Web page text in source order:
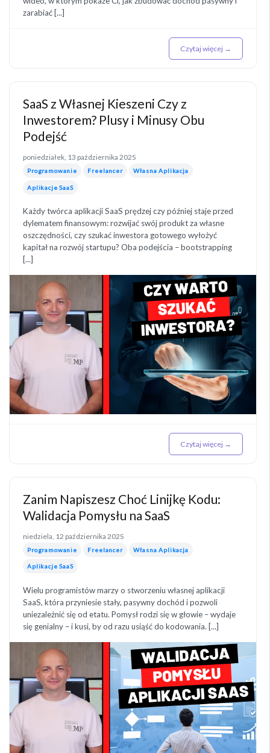
zarabiać [...]
Czytaj więcej →
SaaS z Własnej Kieszeni Czy z
Inwestorem? Plusy i Minusy Obu
Podejść
poniedziałek, 13 października 2025
Programowanie Freelancer Własna Aplikacja
Aplikacje SaaS
Każdy twórca aplikacji SaaS prędzej czy później staje przed
dylematem finansowym: rozwijać swój produkt za własne
oszczędności, czy szukać inwestora gotowego wyłożyć
kapitał na rozwój startupu? Oba podejścia – bootstrapping
[...]
Czytaj więcej →
Zanim Napiszesz Choć Linijkę Kodu:
Walidacja Pomysłu na SaaS
niedziela, 12 października 2025
Programowanie Freelancer Własna Aplikacja
Aplikacje SaaS
Wielu programistów marzy o stworzeniu własnej aplikacji
SaaS, która przyniesie stały, pasywny dochód i pozwoli
uniezależnić się od etatu. Pomysł rodzi się w głowie – wydaje
się genialny – i kusi, by od razu usiąść do kodowania. [...]